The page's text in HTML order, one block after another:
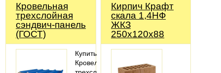
Кровельная
трехслойная
сэндвич-панель
(ГОСТ)
Купить
Кровельная
Кирпич Крафт
скала 1,4НФ
ЖКЗ
250х120х88